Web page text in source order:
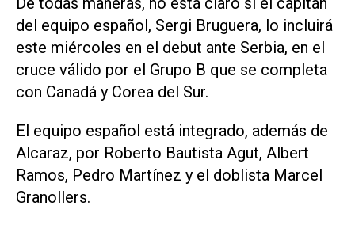
del equipo español, Sergi Bruguera, lo incluirá
este miércoles en el debut ante Serbia, en el
cruce válido por el Grupo B que se completa
con Canadá y Corea del Sur.
El equipo español está integrado, además de
Alcaraz, por Roberto Bautista Agut, Albert
Ramos, Pedro Martínez y el doblista Marcel
Granollers.